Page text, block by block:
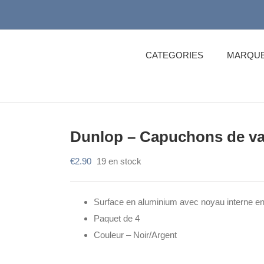
CATEGORIES
Dunlop – Capuchons de
€2.90 19 en stock
Surface en aluminium avec noyau interne
Paquet de 4
Couleur – Noir/Argent